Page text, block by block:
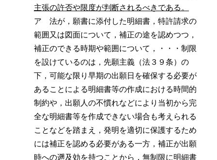
主張の許否や限度が判断されるべきである。
ア 法が，願書に添付した明細書，特許請求の
範囲又は図面について，補正の途を認めつつ，
補正のできる時期や範囲について，・・・制限
を設けているのは，先願主義（法３９条）の
下，可能な限り早期の出願日を確保する必要が
あることによる明細書等の作成における時間的
制約や，出願人の不慣れなどにより当初から完
全な明細書等を作成できない場合も考えられる
ことなどを踏まえ，発明を適切に保護するため
には補正を認める必要がある一方，補正が出願
時への遡及効を持つことから，無制限に明細書